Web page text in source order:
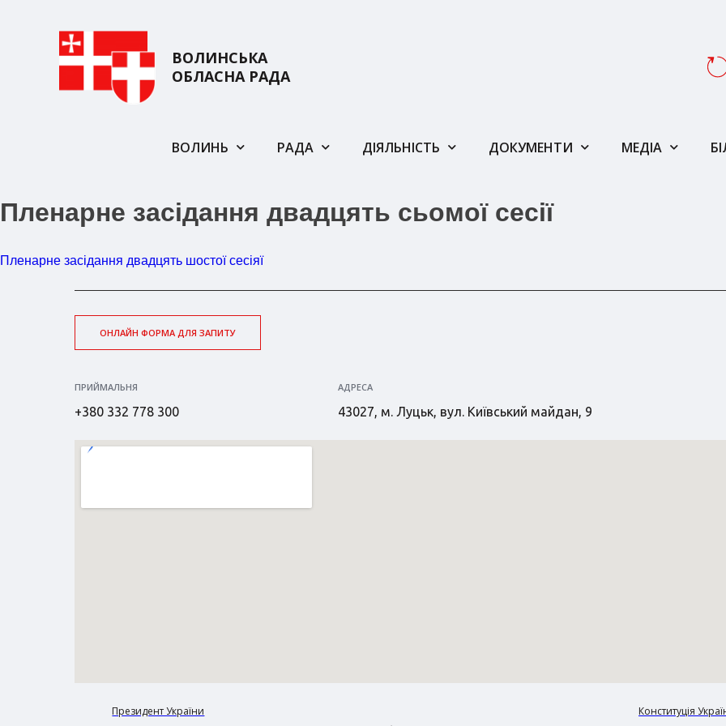
ВОЛИНСЬКА
ОБЛАСНА РАДА
ВОЛИНЬ РАДА ДІЯЛЬНІСТЬ ДОКУМЕНТИ МЕДІА
Пленарне засідання двадцять сьомої сесії
Пленарне засідання двадцять шостої сесіяї
ОНЛАЙН ФОРМА ДЛЯ ЗАПИТУ
ПРИЙМАЛЬНЯ
+380 332 778 300
АДРЕСА
43027, м. Луцьк, вул. Київський майдан, 9
Президент України
Конституція